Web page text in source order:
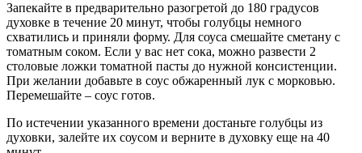
Запекайте в предварительно разогретой до 180 градусов
духовке в течение 20 минут, чтобы голубцы немного
схватились и приняли форму. Для соуса смешайте сметану с
томатным соком. Если у вас нет сока, можно развести 2
столовые ложки томатной пасты до нужной консистенции.
При желании добавьте в соус обжаренный лук с морковью.
Перемешайте – соус готов.
По истечении указанного времени достаньте голубцы из
духовки, залейте их соусом и верните в духовку еще на 40